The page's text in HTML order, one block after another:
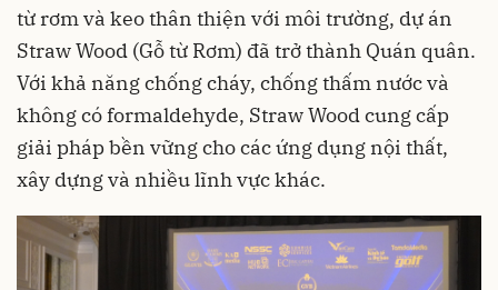
từ rơm và keo thân thiện với môi trường, dự án
Straw Wood (Gỗ từ Rơm) đã trở thành Quán quân.
Với khả năng chống cháy, chống thấm nước và
không có formaldehyde, Straw Wood cung cấp
giải pháp bền vững cho các ứng dụng nội thất,
xây dựng và nhiều lĩnh vực khác.